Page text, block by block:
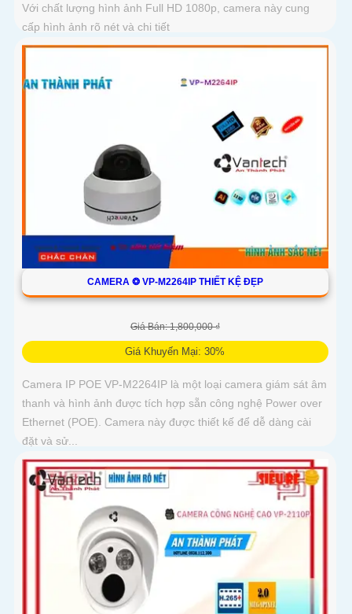
Với chất lượng hình ảnh Full HD 1080p, camera này cung
cấp hình ảnh rõ nét và chi tiết
CAMERA ❂ VP-M2264IP THIẾT KỆ ĐẸP
Giá Bán: 1,800,000 ₫
Giá Khuyến Mại: 30%
Camera IP POE VP-M2264IP là một loại camera giám sát âm
thanh và hình ảnh được tích hợp sẵn công nghệ Power over
Ethernet (POE). Camera này được thiết kế để dễ dàng cài
đặt và sử...